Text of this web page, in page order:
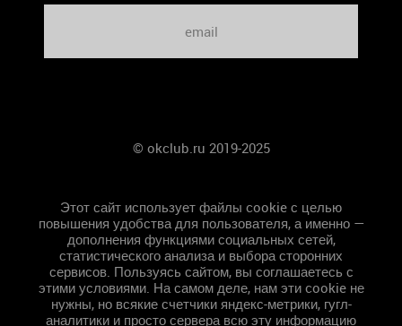
© okclub.ru 2019-2025
Этот сайт использует файлы cookie с целью
повышения удобства для пользователя, а именно —
дополнения функциями социальных сетей,
статистического анализа и выбора сторонних
сервисов. Пользуясь сайтом, вы соглашаетесь с
этими условиями. На самом деле, нам эти cookie не
нужны, но всякие счетчики яндекс-метрики, гугл-
аналитики и просто сервера всю эту информацию